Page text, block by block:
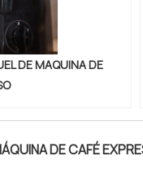
DE MAQUINA DE
DE CAFÉ